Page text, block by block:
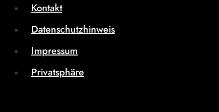
Kontakt
Datenschutzhinweis
Impressum
Privatsphäre